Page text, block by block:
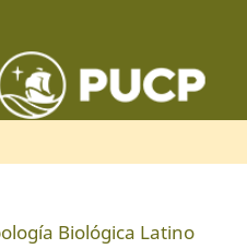
Biológica Latino